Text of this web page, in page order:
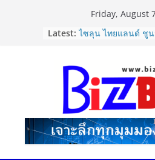
Friday, August
Latest:
แฟลช เอ็กซ์เพรส เปิ
Plus”ยกระดับความ
ไซลุน ไทยแลนด์ ชูน
Xiaomi SU7 Ultra แ
จัดแสดงในงาน
2026
นายกฯ–รมว.ท่องเที่
รอยัล” หลังสร้างชื่อ
เวที America’s